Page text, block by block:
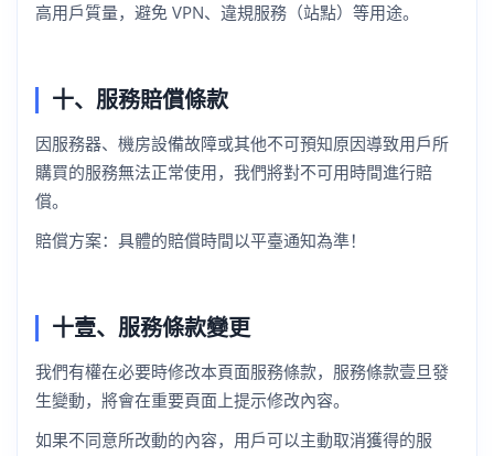
高用戶質量，避免 VPN、違規服務（站點）等用途。
十、服務賠償條款
因服務器、機房設備故障或其他不可預知原因導致用戶所
購買的服務無法正常使用，我們將對不可用時間進行賠
償。
賠償方案：具體的賠償時間以平臺通知為準！
十壹、服務條款變更
我們有權在必要時修改本頁面服務條款，服務條款壹旦發
生變動，將會在重要頁面上提示修改內容。
如果不同意所改動的內容，用戶可以主動取消獲得的服